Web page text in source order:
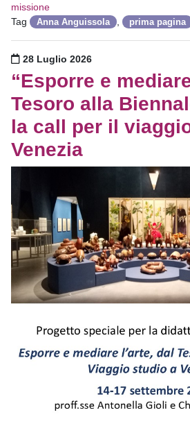
missione
Tag
Anna Anguissola prima pagina
Pubblicato il
28 Luglio 2026
“Esporre e
Tesoro alla
la call per il
Venezia